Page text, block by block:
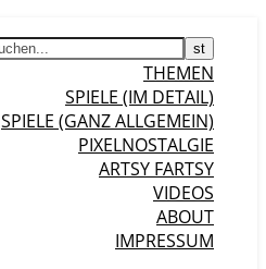
THEMEN
SPIELE (IM DETAIL)
SPIELE (GANZ ALLGEMEIN)
PIXELNOSTALGIE
ARTSY FARTSY
VIDEOS
ABOUT
IMPRESSUM